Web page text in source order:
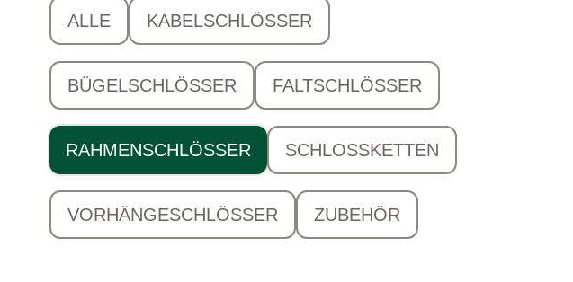
ALLE KABELSCHLÖSSER
BÜGELSCHLÖSSER FALTSCHLÖSSER
RAHMENSCHLÖSSER SCHLOSSKETTEN
VORHÄNGESCHLÖSSER ZUBEHÖR